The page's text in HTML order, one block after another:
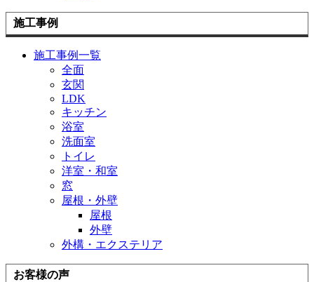
施工事例
施工事例一覧
全面
玄関
LDK
キッチン
浴室
洗面室
トイレ
洋室・和室
窓
屋根・外壁
屋根
外壁
外構・エクステリア
お客様の声